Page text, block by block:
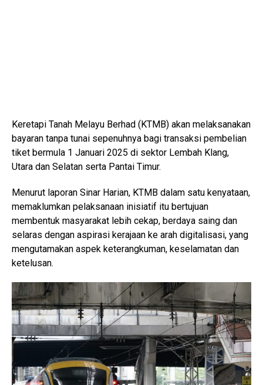
Keretapi Tanah Melayu Berhad (KTMB) akan melaksanakan
bayaran tanpa tunai sepenuhnya bagi transaksi pembelian
tiket bermula 1 Januari 2025 di sektor Lembah Klang,
Utara dan Selatan serta Pantai Timur.
Menurut laporan Sinar Harian, KTMB dalam satu kenyataan,
memaklumkan pelaksanaan inisiatif itu bertujuan
membentuk masyarakat lebih cekap, berdaya saing dan
selaras dengan aspirasi kerajaan ke arah digitalisasi, yang
mengutamakan aspek keterangkuman, keselamatan dan
ketelusan.